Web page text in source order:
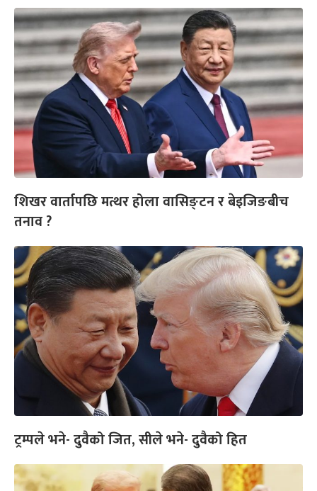
शिखर वार्तापछि मत्थर होला वासिङ्टन र बेइजिङबीच
तनाव ?
ट्रम्पले भने- दुवैको जित, सीले भने- दुवैको हित